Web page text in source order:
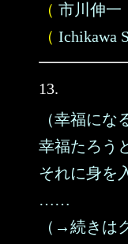
（ 市川伸一
（ Ichikawa
13.
（幸福にな
幸福たろう
それに身を
……
（→続きは